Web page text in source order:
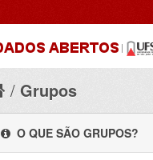
Grupos
O QUE SÃO GRUPOS?